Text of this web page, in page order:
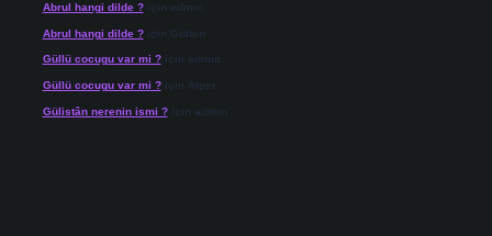
Abrul hangi dilde ?için admin
Abrul hangi dilde ?için Gülten
Güllü cocugu var mi ?için admin
Güllü cocugu var mi ?için Alper
Gülistân nerenin ismi ?için admin